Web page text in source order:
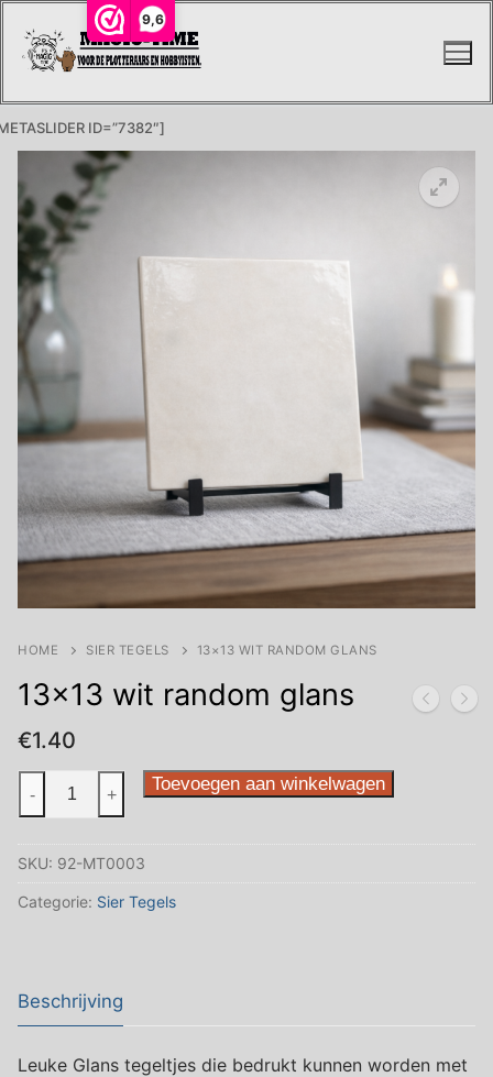
9,6
naar
ID=”7382″]
HOME SIER TEGELS 13×13 WIT RANDOM GLANS
13×13 wit random glans
€1.40
wit
glans
aantal
- + Toevoegen aan winkelwagen
SKU: 92-MT0003
Categorie: Sier Tegels
Beschrijving
Leuke Glans tegeltjes die bedrukt kunnen worden met